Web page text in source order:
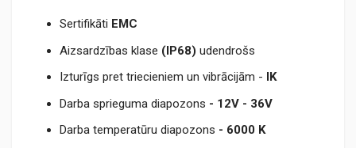
Sertifikāti EMC
Aizsardzības klase (IP68) udendrošs
Izturīgs pret triecieniem un vibrācijām - IK
Darba sprieguma diapozons - 12V - 36V
Darba temperatūru diapozons - 6000 K